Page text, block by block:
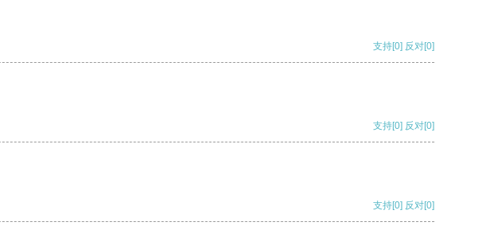
支持[0] 反对[0]
支持[0] 反对[0]
支持[0] 反对[0]